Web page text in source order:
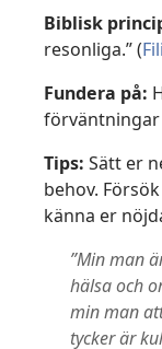
Biblisk
resonliga.” (
Fundera på:
Tips: Sätt er
behov.
känna er
”Min man
hälsa och
min man
tycker är